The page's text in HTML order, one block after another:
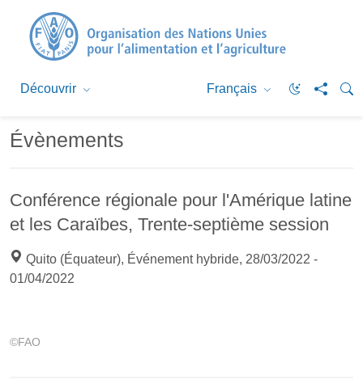
Découvrir Français
Évènements
Conférence régionale pour l'Amérique latine
et les Caraïbes, Trente-septième session
Quito (Équateur), Événement hybride, 28/03/2022 -
01/04/2022
©FAO